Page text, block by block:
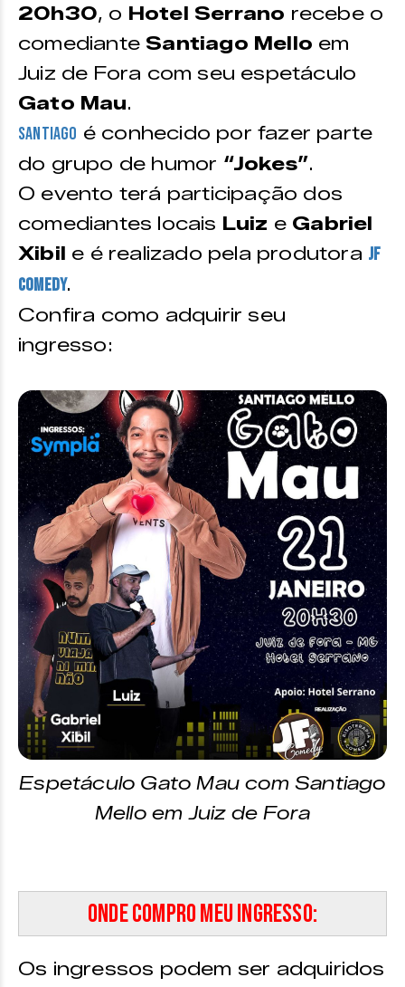
R$30,00
20h30, o Hotel Serrano recebe o
comediante Santiago Mello em
Juiz de Fora com seu espetáculo
Gato Mau.
Santiago é conhecido por fazer parte
do grupo de humor “Jokes”.
O evento terá participação dos
comediantes locais Luiz e Gabriel
Xibil e é realizado pela produtora JF
Comedy.
Confira como adquirir seu
ingresso:
Espetáculo Gato Mau com Santiago
Mello em Juiz de Fora
Onde compro meu ingresso:
Os ingressos podem ser adquiridos